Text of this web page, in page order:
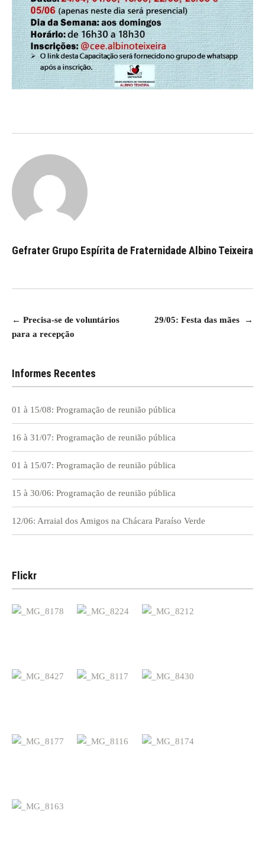
Gefrater Grupo Espírita de Fraternidade Albino Teixeira
Navegação
de
← Precisa-se de voluntários
para a recepção
29/05: Festa das mães →
Informes Recentes
01 à 15/08: Programação de reunião pública
16 à 31/07: Programação de reunião pública
01 à 15/07: Programação de reunião pública
15 à 30/06: Programação de reunião pública
12/06: Arraial dos Amigos na Chácara Paraíso Verde
Flickr